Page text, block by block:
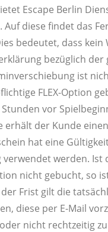
Escape Berlin
diese findet das
bedeutet, dass
bezüglich
ist
FLEX-Option
vor
erhält der Kunde
hat eine
werden.
nicht gebucht, so
Frist gilt die
diese per E-Mail
nicht rechtzeitig